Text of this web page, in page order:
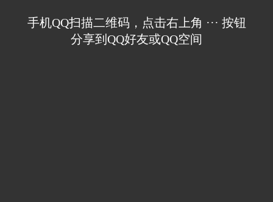
手机QQ扫描二维码，点击右上角 ··· 按钮
分享到QQ好友或QQ空间